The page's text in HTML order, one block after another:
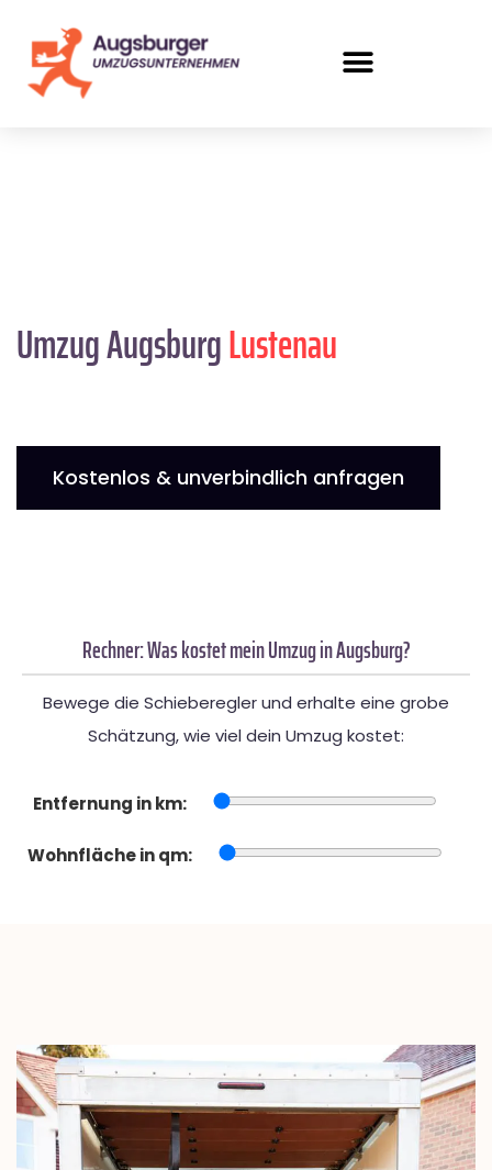
Umzug AugsburgLustenau
Kostenlos & unverbindlich anfragen
Rechner: Was kostet mein Umzug in Augsburg?
Bewege die Schieberegler und erhalte eine grobe
Schätzung, wie viel dein Umzug kostet:
Entfernung in km:
Wohnfläche in qm: